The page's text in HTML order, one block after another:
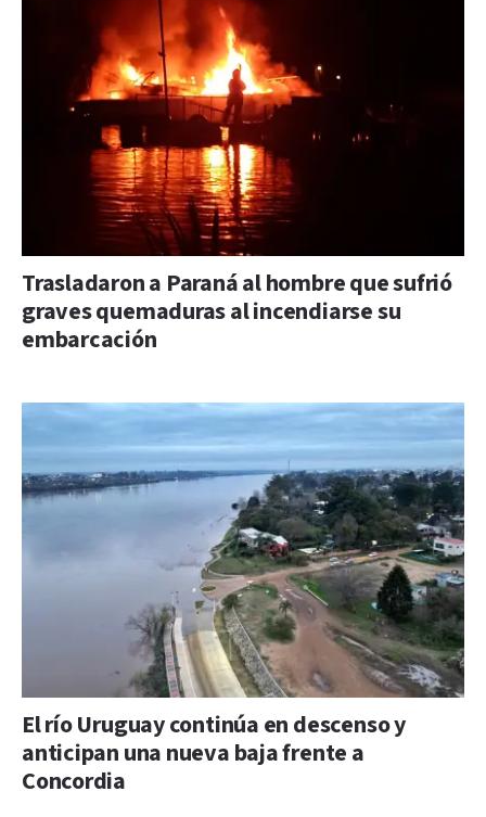
Trasladaron a Paraná al hombre que sufrió
graves quemaduras al incendiarse su
embarcación
El río Uruguay continúa en descenso y
anticipan una nueva baja frente a
Concordia